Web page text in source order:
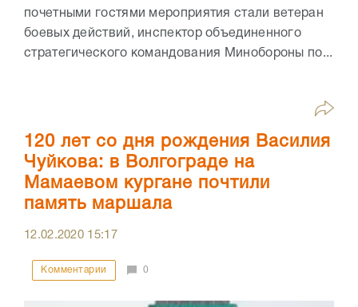
почетными гостями мероприятия стали ветеран
боевых действий, инспектор объединенного
стратегического командования Минобороны по...
120 лет со дня рождения Василия
Чуйкова: в Волгограде на
Мамаевом кургане почтили
память маршала
12.02.2020 15:17
Комментарии 0